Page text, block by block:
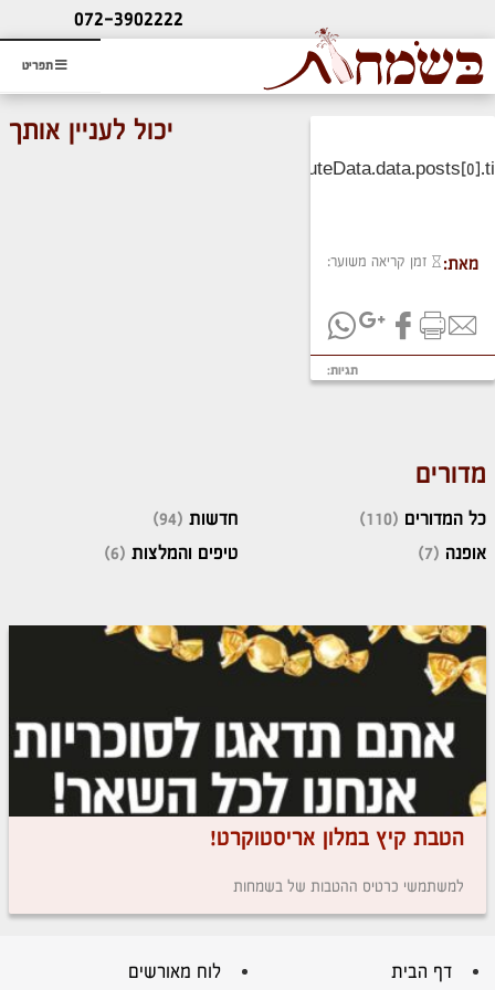
תפריט
ליעוץ חינם
והזמנת כרטיס שמחות
072-3902222
מאת: זמן קריאה משוער:
תגיות:
יכול לעניין אותך
מדורים
כל המדורים (110)
אופנה (7)
חדשות (94)
טיפים והמלצות (6)
הטבת קיץ במלון אריסטוקרט!
למשתמשי כרטיס ההטבות של בשמחות
דף הבית לוח מאורשים